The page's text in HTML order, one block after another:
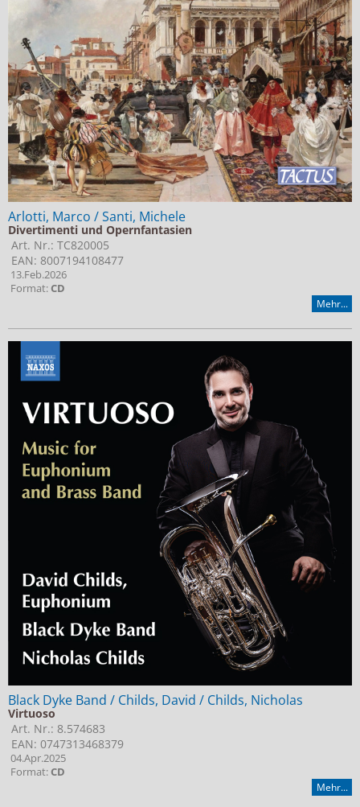
Naxos Deutschland Blog
Naxos weltweit
Arlotti, Marco / Santi, Michele
Divertimenti und Opernfantasien
Art. Nr.: TC820005
EAN: 8007194108477
13.Feb.2026
Format:CD
Mehr...
Black Dyke Band / Childs, David / Childs, Nicholas
Virtuoso
Art. Nr.: 8.574683
EAN: 0747313468379
04.Apr.2025
Format:CD
Mehr...